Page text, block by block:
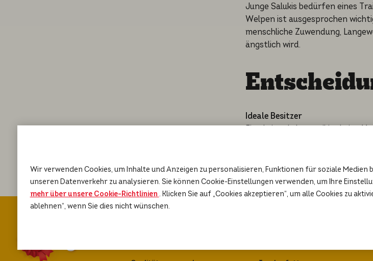
Junge Salukis bedürfen eines
Welpen ist ausgesprochen
menschliche Zuwendung,
ängstlich wird.
Ideale Besitzer
Ein aktiver Lebensstil ist keine
Wir verwenden Cookies, um Inhalte und Anzeigen zu personalisieren, Funktionen für soziale Medien
unseren Datenverkehr zu analysieren. Sie können Cookie-Einstellungen verwenden, um Ihre
mehr über unsere Cookie-Richtlinien (opens in a new tab)
. Klicken Sie auf „Cookies akzeptieren“, um alle Cookies zu
ablehnen“, wenn Sie dies nicht wünschen.